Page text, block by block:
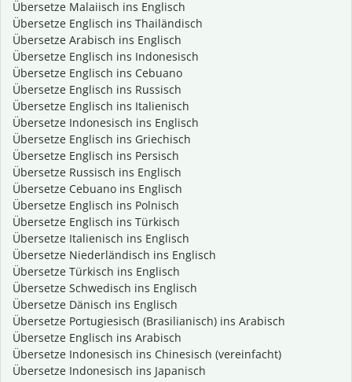
Übersetze Malaiisch ins Englisch
Übersetze Englisch ins Thailändisch
Übersetze Arabisch ins Englisch
Übersetze Englisch ins Indonesisch
Übersetze Englisch ins Cebuano
Übersetze Englisch ins Russisch
Übersetze Englisch ins Italienisch
Übersetze Indonesisch ins Englisch
Übersetze Englisch ins Griechisch
Übersetze Englisch ins Persisch
Übersetze Russisch ins Englisch
Übersetze Cebuano ins Englisch
Übersetze Englisch ins Polnisch
Übersetze Englisch ins Türkisch
Übersetze Italienisch ins Englisch
Übersetze Niederländisch ins Englisch
Übersetze Türkisch ins Englisch
Übersetze Schwedisch ins Englisch
Übersetze Dänisch ins Englisch
Übersetze Portugiesisch (Brasilianisch) ins Arabisch
Übersetze Englisch ins Arabisch
Übersetze Indonesisch ins Chinesisch (vereinfacht)
Übersetze Indonesisch ins Japanisch